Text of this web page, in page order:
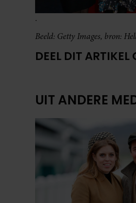
.
Beeld: Getty Images, bron:
DEEL DIT
UIT ANDERE